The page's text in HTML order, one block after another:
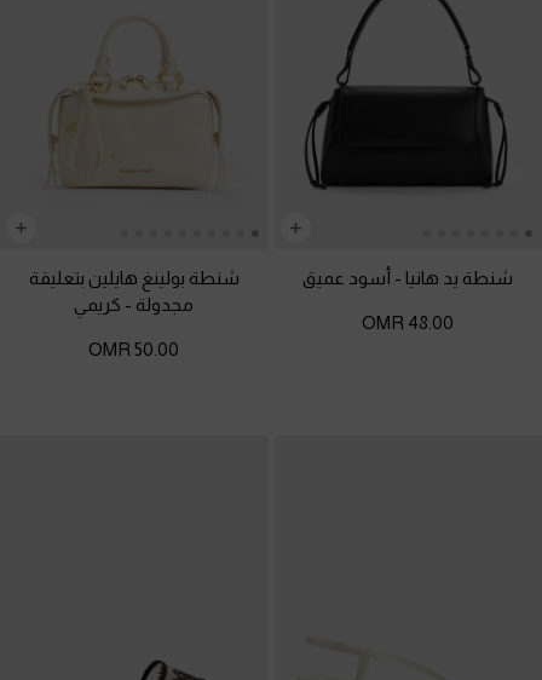
شنطة يد هانيا - أسود عميق
48.00 OMR
شنطة بولينغ هايلين بتعليقة
مجدولة - كريمي
50.00 OMR